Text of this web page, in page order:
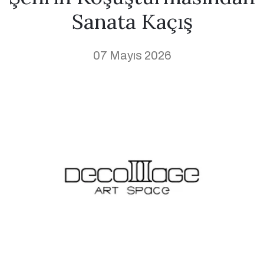
Sanata Kaçış
07 Mayıs 2026